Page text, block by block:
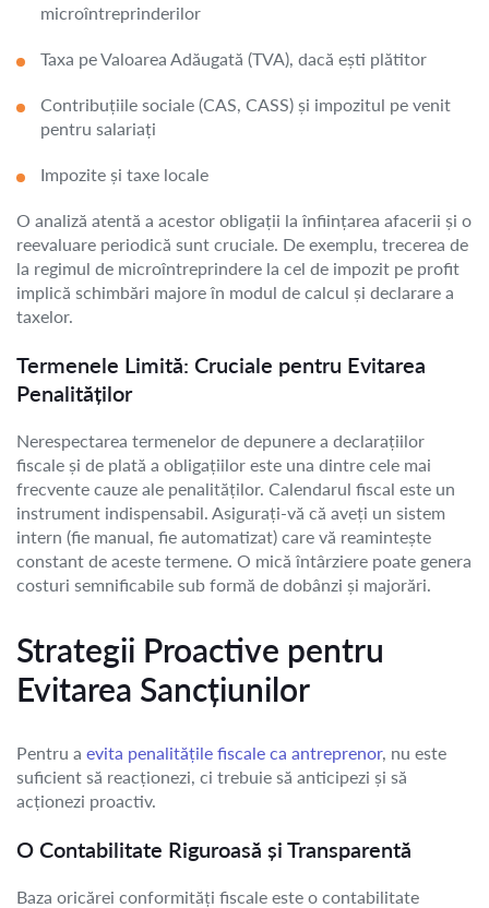
microîntreprinderilor
Taxa pe Valoarea Adăugată (TVA), dacă ești plătitor
Contribuțiile sociale (CAS, CASS) și impozitul pe venit
pentru salariați
Impozite și taxe locale
O analiză atentă a acestor obligații la înființarea afacerii și o
reevaluare periodică sunt cruciale. De exemplu, trecerea de
la regimul de microîntreprindere la cel de impozit pe profit
implică schimbări majore în modul de calcul și declarare a
taxelor.
Termenele Limită: Cruciale pentru Evitarea
Penalităților
Nerespectarea termenelor de depunere a declarațiilor
fiscale și de plată a obligațiilor este una dintre cele mai
frecvente cauze ale penalităților. Calendarul fiscal este un
instrument indispensabil. Asigurați-vă că aveți un sistem
intern (fie manual, fie automatizat) care vă reamintește
constant de aceste termene. O mică întârziere poate genera
costuri semnificabile sub formă de dobânzi și majorări.
Strategii Proactive pentru
Evitarea Sancțiunilor
Pentru a evita penalitățile fiscale ca antreprenor, nu este
suficient să reacționezi, ci trebuie să anticipezi și să
acționezi proactiv.
O Contabilitate Riguroasă și Transparentă
Baza oricărei conformități fiscale este o contabilitate